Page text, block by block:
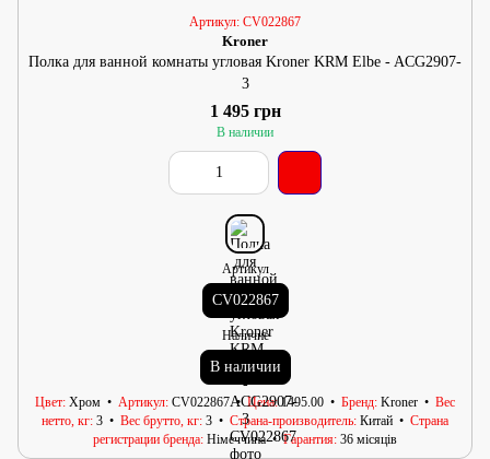
Артикул: CV022867
Kroner
Полка для ванной комнаты угловая Kroner KRM Elbe - ACG2907-
3
1 495 грн
В наличии
Артикул
CV022867
Наличие
В наличии
Цвет Хром Артикул CV022867 Цена 1495.00 Бренд Kroner
Вес
нетто, кг 3 Вес брутто, кг 3 Страна-производитель Китай
Страна
регистрации бренда Німеччина Гарантия 36 місяців